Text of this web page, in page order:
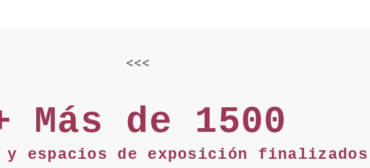
<<<
Más de 1500
y espacios de exposición finalizados